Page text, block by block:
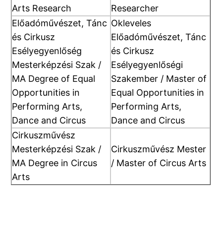
Arts Research
Researcher
Előadóművészet, Tánc
és Cirkusz
Esélyegyenlőség
Mesterképzési Szak /
MA Degree of Equal
Opportunities in
Performing Arts,
Dance and Circus
Okleveles
Előadóművészet, Tánc
és Cirkusz
Esélyegyenlőségi
Szakember / Master of
Equal Opportunities in
Performing Arts,
Dance and Circus
Cirkuszművész
Mesterképzési Szak /
MA Degree in Circus
Arts
Cirkuszművész Mester
/ Master of Circus Arts